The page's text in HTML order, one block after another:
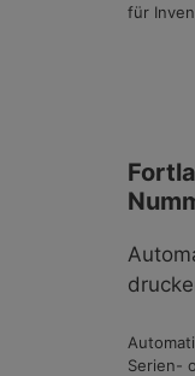
für
Serien-